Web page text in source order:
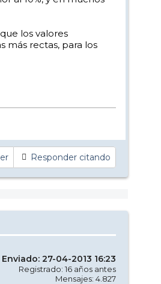
los valores
más rectas, para los
Responder citando
Enviado: 27-04-2013 16:23
Registrado: 16 años antes
Mensajes: 4.827